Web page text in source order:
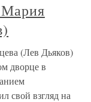
Мария
(Лев Дьяков)
дворце в
свой взгляд на